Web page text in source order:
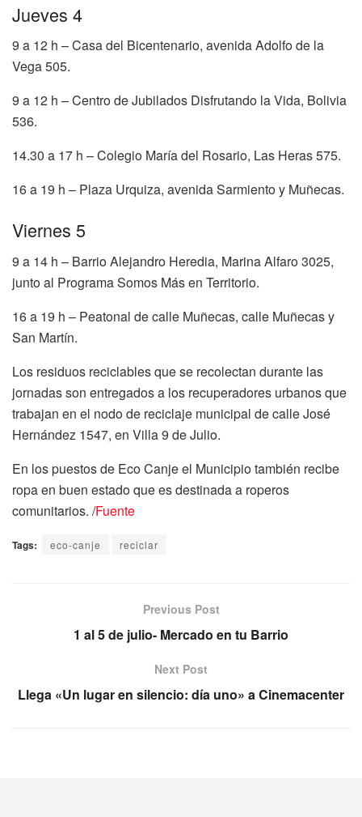
Jueves 4
9 a 12 h – Casa del Bicentenario, avenida Adolfo de la
Vega 505.
9 a 12 h – Centro de Jubilados Disfrutando la Vida, Bolivia
536.
14.30 a 17 h – Colegio María del Rosario, Las Heras 575.
16 a 19 h – Plaza Urquiza, avenida Sarmiento y Muñecas.
Viernes 5
9 a 14 h – Barrio Alejandro Heredia, Marina Alfaro 3025,
junto al Programa Somos Más en Territorio.
16 a 19 h – Peatonal de calle Muñecas, calle Muñecas y
San Martín.
Los residuos reciclables que se recolectan durante las
jornadas son entregados a los recuperadores urbanos que
trabajan en el nodo de reciclaje municipal de calle José
Hernández 1547, en Villa 9 de Julio.
En los puestos de Eco Canje el Municipio también recibe
ropa en buen estado que es destinada a roperos
comunitarios. /Fuente
Tags: eco-canje reciclar
Previous Post
1 al 5 de julio- Mercado en tu Barrio
Next Post
Llega «Un lugar en silencio: día uno» a Cinemacenter